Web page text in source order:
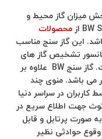
میزان گاز محیط و
محصولات
این گاز سنج مناسب
تشخیص گاز های
CO, H2S, SO2, NO2, CL2, NH3 و O3 است. گاز سنج BW علاوه بر
می باشد. منوی چند
در سراسر دنیا
جهت اطلاع سریع در
صورت پرتابل و قابل
حوادثی نظیر